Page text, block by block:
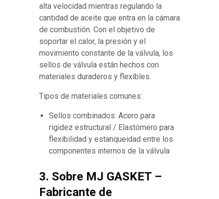
alta velocidad mientras regulando la
cantidad de aceite que entra en la cámara
de combustión. Con el objetivo de
soportar el calor, la presión y el
movimiento constante de la válvula, los
sellos de válvula están hechos con
materiales duraderos y flexibles.
Tipos de materiales comunes:
Sellos combinados: Acero para
rigidez estructural / Elastómero para
flexibilidad y estanqueidad entre los
componentes internos de la válvula
3. Sobre MJ GASKET –
Fabricante de